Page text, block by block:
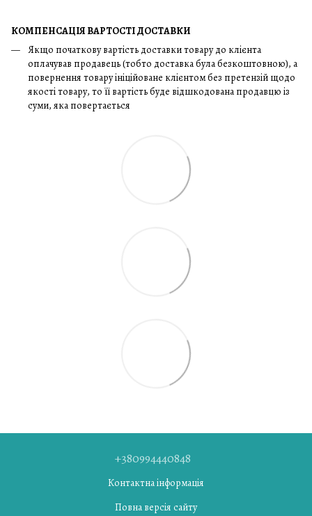
КОМПЕНСАЦІЯ ВАРТОСТІ ДОСТАВКИ
Якщо початкову вартість доставки товару до клієнта
оплачував продавець (тобто доставка була безкоштовною), а
повернення товару ініційоване клієнтом без претензій щодо
якості товару, то її вартість буде відшкодована продавцю із
суми, яка повертається
+380994440848
Контактна інформація
Повна версія сайту